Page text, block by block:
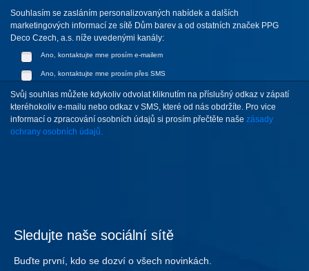
Souhlasím se zasláním personalizovaných nabídek a dalších
marketingových informací ze sítě Dům barev a od ostatních značek PPG
Deco Czech, a.s. níže uvedenými kanály:
Ano, kontaktujte mne prosím e-mailem
Ano, kontaktujte mne prosím přes SMS
Svůj souhlas můžete kdykoliv odvolat kliknutím na příslušný odkaz v zápatí
kteréhokoliv e-mailu nebo odkaz v SMS, které od nás obdržíte. Pro vice
informací o zpracování osobních údajů si prosím přečtěte naše zásady
ochrany osobních údajů.
Sledujte naše sociální sítě
Buďte první, kdo se dozví o všech novinkách.